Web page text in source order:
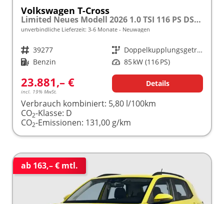
Volkswagen T-Cross
Limited Neues Modell 2026 1.0 TSI 116 PS DSG 17" Kamera, Alu, Parksensoren vo/hi, LED-Scheinwerfer, Radio Composition 8", App-Connect, Klima, M-Lederlenkrad, Digitales Cockpit, Müdigkeitserkennung, Dachreling, Lane Assist, Armlehne vorn
unverbindliche Lieferzeit: 3-6 Monate Neuwagen
Fahrzeugnr. 39277 Getriebe
Doppelkupplungsgetriebe (DSG)
Kraftstoff Benzin Leistung 85 kW (116 PS)
23.881,– €
incl. 19% MwSt.
Details
Verbrauch kombiniert: 5,80 l/100km
CO2-Klasse: D
CO2-Emissionen: 131,00 g/km
ab 163,– € mtl.